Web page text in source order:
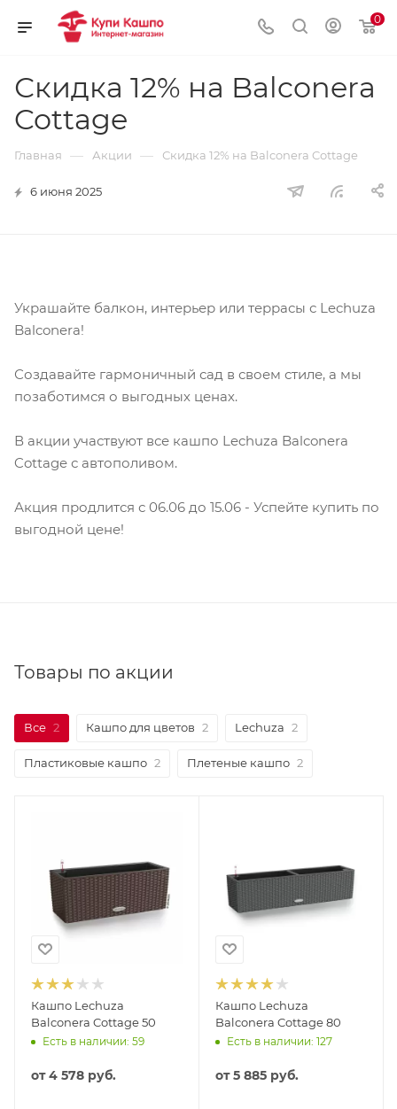
0
Скидка 12% на Balconera
Cottage
Главная — Акции — Скидка 12% на Balconera Cottage
6 июня 2025
Украшайте балкон, интерьер или террасы с Lechuza
Balconera!
Создавайте гармоничный сад в своем стиле, а мы
позаботимся о выгодных ценах.
В акции участвуют все кашпо Lechuza Balconera
Cottage с автополивом.
Акция продлится с 06.06 до 15.06 - Успейте купить по
выгодной цене!
Товары по акции
Все 2 Кашпо для цветов 2 Lechuza 2
Пластиковые кашпо 2 Плетеные кашпо 2
Кашпо Lechuza
Balconera Cottage 50
Есть в наличии: 59
от4 578 руб.
Кашпо Lechuza
Balconera Cottage 80
Есть в наличии: 127
от5 885 руб.